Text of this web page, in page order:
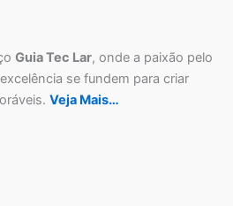
Guia Tec Lar, onde a paixão pelo
se fundem para criar
Veja Mais…